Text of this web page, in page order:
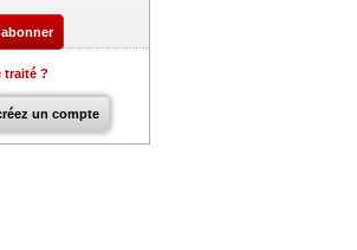
traité ?
un compte